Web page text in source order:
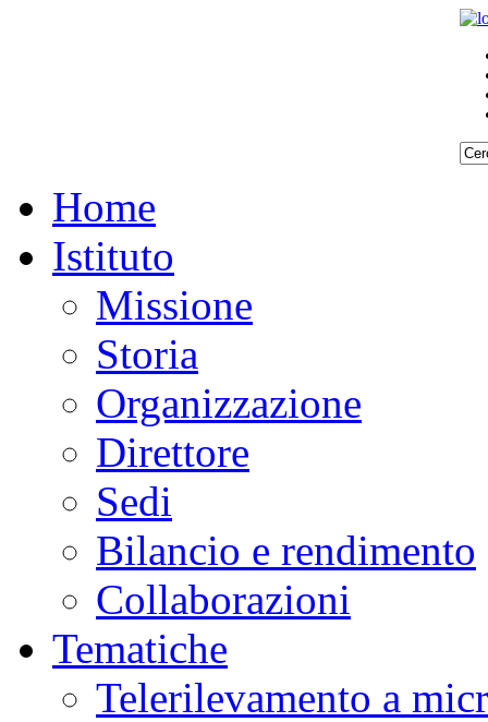
Home
Istituto
Missione
Storia
Organizzazione
Direttore
Sedi
Bilancio e rendimento
Collaborazioni
Tematiche
Telerilevamento a